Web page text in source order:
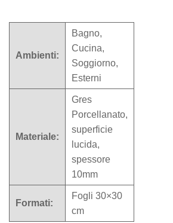
Ambienti:
Bagno,
Cucina,
Soggiorno,
Esterni
Materiale:
Gres
Porcellanato,
superficie
lucida,
spessore
10mm
Formati:
Fogli 30×30
cm